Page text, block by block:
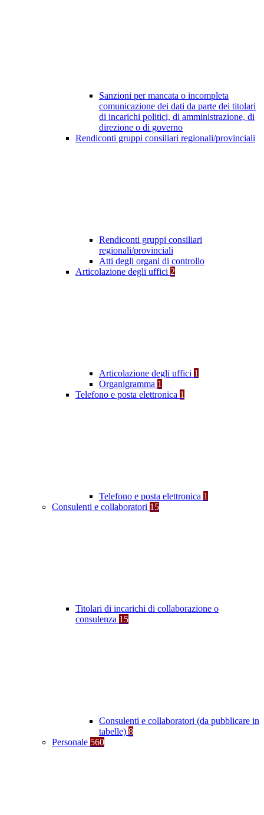
Sanzioni per mancata o incompleta
comunicazione dei dati da parte dei titolari
di incarichi politici, di amministrazione, di
direzione o di governo
Rendiconti gruppi consiliari regionali/provinciali
Rendiconti gruppi consiliari
regionali/provinciali
Atti degli organi di controllo
Articolazione degli uffici 2
Articolazione degli uffici 1
Organigramma 1
Telefono e posta elettronica 1
Telefono e posta elettronica 1
Consulenti e collaboratori 15
Titolari di incarichi di collaborazione o
consulenza 15
Consulenti e collaboratori (da pubblicare in
tabelle) 8
Personale 560